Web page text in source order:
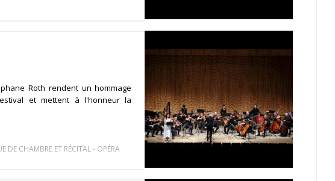
Roth rendent un hommage
et mettent à l'honneur la
DE CHAMBRE ET RÉCITAL- OPÉRA